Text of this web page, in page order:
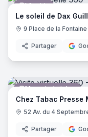
Librairie
Le soleil de Dax
9 Place de la
Partager
Magasin de tabac
Chez Tabac Presse
52 Av. du 4
Partager